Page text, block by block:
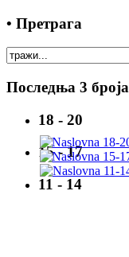
• Претрага
Последња 3 броја
18 - 20
15 - 17
11 - 14